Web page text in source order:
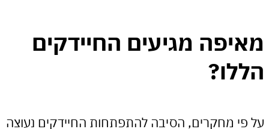
מגיעים החיידקים
מחקרים, הסיבה להתפתחות החיידקים נעוצה